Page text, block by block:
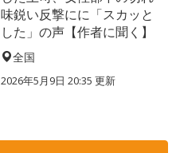
味鋭い反撃にに「スカッと
した」の声【作者に聞く】
全国
2026年5月9日 20:35 更新